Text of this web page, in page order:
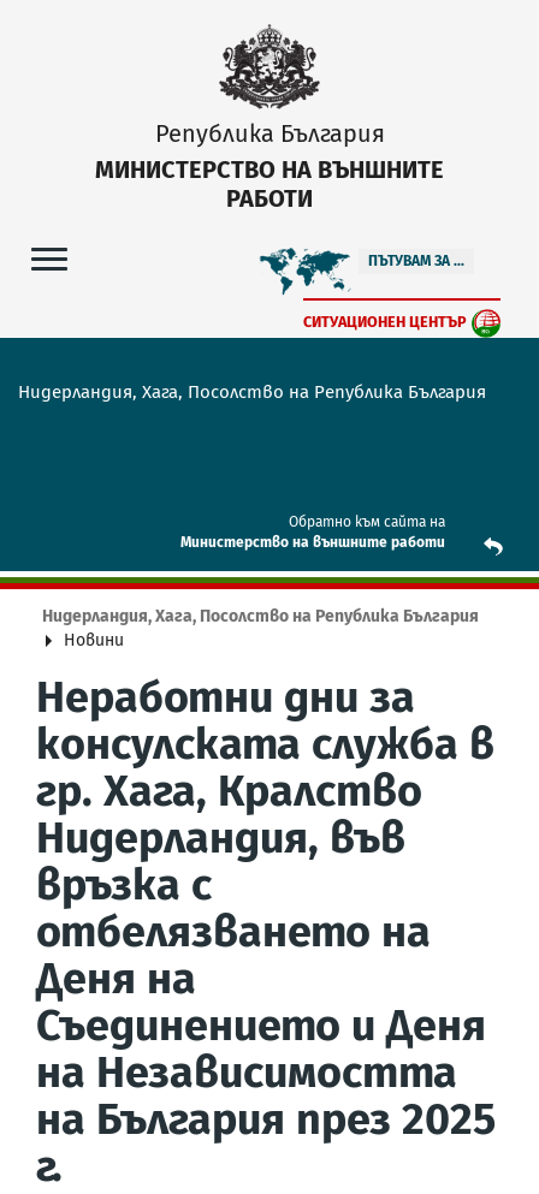
Република България
МИНИСТЕРСТВО НА ВЪНШНИТЕ
РАБОТИ
ПЪТУВАМ ЗА ...
СИТУАЦИОНЕН ЦЕНТЪР
Нидерландия, Хага, Посолство на Република България
Обратно към сайта на
Mинистерство на външните работи
Нидерландия, Хага, Посолство на Република България
Новини
Неработни дни за
консулската служба в
гр. Хага, Кралство
Нидерландия, във
връзка с
отбелязването на
Деня на
Съединението и Деня
на Независимостта
на България през 2025
г.